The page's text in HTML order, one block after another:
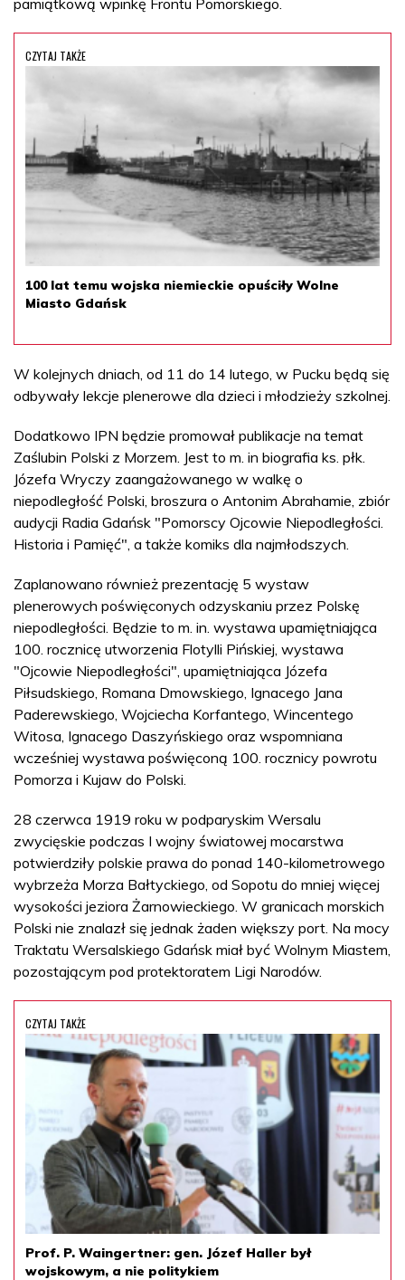
CZYTAJ TAKŻE
100 lat temu wojska niemieckie opuściły Wolne
Miasto Gdańsk
W kolejnych dniach, od 11 do 14 lutego, w Pucku będą się
odbywały lekcje plenerowe dla dzieci i młodzieży szkolnej.
Dodatkowo IPN będzie promował publikacje na temat
Zaślubin Polski z Morzem. Jest to m. in biografia ks. płk.
Józefa Wryczy zaangażowanego w walkę o
niepodległość Polski, broszura o Antonim Abrahamie, zbiór
audycji Radia Gdańsk "Pomorscy Ojcowie Niepodległości.
Historia i Pamięć", a także komiks dla najmłodszych.
Zaplanowano również prezentację 5 wystaw
plenerowych poświęconych odzyskaniu przez Polskę
niepodległości. Będzie to m. in. wystawa upamiętniająca
100. rocznicę utworzenia Flotylli Pińskiej, wystawa
"Ojcowie Niepodległości", upamiętniająca Józefa
Piłsudskiego, Romana Dmowskiego, Ignacego Jana
Paderewskiego, Wojciecha Korfantego, Wincentego
Witosa, Ignacego Daszyńskiego oraz wspomniana
wcześniej wystawa poświęconą 100. rocznicy powrotu
Pomorza i Kujaw do Polski.
28 czerwca 1919 roku w podparyskim Wersalu
zwycięskie podczas I wojny światowej mocarstwa
potwierdziły polskie prawa do ponad 140-kilometrowego
wybrzeża Morza Bałtyckiego, od Sopotu do mniej więcej
wysokości jeziora Żarnowieckiego. W granicach morskich
Polski nie znalazł się jednak żaden większy port. Na mocy
Traktatu Wersalskiego Gdańsk miał być Wolnym Miastem,
pozostającym pod protektoratem Ligi Narodów.
CZYTAJ TAKŻE
Prof. P. Waingertner: gen. Józef Haller był
wojskowym, a nie politykiem